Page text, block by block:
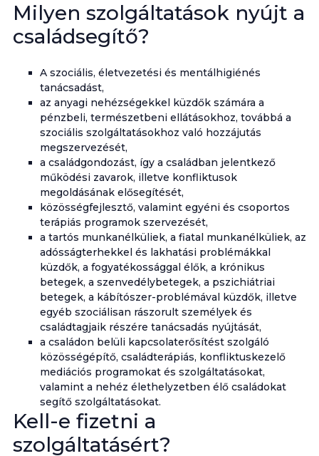
Milyen szolgáltatások nyújt a
családsegítő?
A szociális, életvezetési és mentálhigiénés
tanácsadást,
az anyagi nehézségekkel küzdők számára a
pénzbeli, természetbeni ellátásokhoz, továbbá a
szociális szolgáltatásokhoz való hozzájutás
megszervezését,
a családgondozást, így a családban jelentkező
működési zavarok, illetve konfliktusok
megoldásának elősegítését,
közösségfejlesztő, valamint egyéni és csoportos
terápiás programok szervezését,
a tartós munkanélküliek, a fiatal munkanélküliek, az
adósságterhekkel és lakhatási problémákkal
küzdők, a fogyatékossággal élők, a krónikus
betegek, a szenvedélybetegek, a pszichiátriai
betegek, a kábítószer-problémával küzdők, illetve
egyéb szociálisan rászorult személyek és
családtagjaik részére tanácsadás nyújtását,
a családon belüli kapcsolaterősítést szolgáló
közösségépítő, családterápiás, konfliktuskezelő
mediációs programokat és szolgáltatásokat,
valamint a nehéz élethelyzetben élő családokat
segítő szolgáltatásokat.
Kell-e fizetni a
szolgáltatásért?